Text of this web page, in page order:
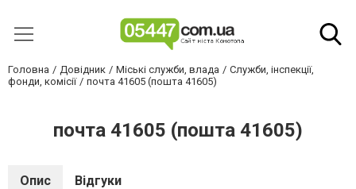
Головна Довідник Міські служби, влада
Служби, інспекції,
фонди, комісії
почта 41605 (пошта 41605)
почта 41605 (пошта 41605)
Опис Відгуки